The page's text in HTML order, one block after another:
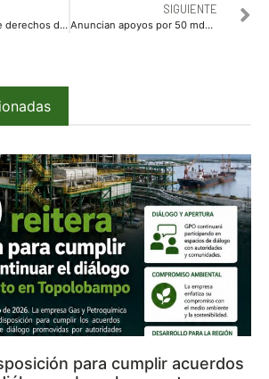
Deben legislarse derechos de trabajadores informales: Emma Karina Millán
SIGUIENTE
Anuncian apoyos por 50 mdp para jóvenes Sinaloenses
para cumplir acuerdos